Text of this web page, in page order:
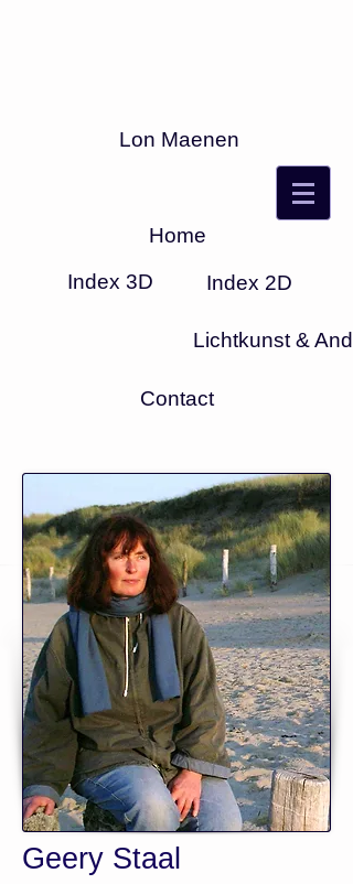
Lon Maenen
Home
Index 3D
Index 2D
Lichtkunst &
Contact
Geery Staal